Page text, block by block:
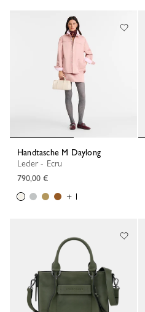
Handtasche M Daylong
Leder - Ecru
790,00 €
+ 1